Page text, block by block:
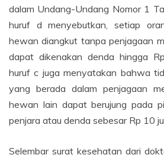
dalam Undang-Undang Nomor 1
huruf d menyebutkan, setiap
hewan diangkut tanpa penjagaan
dapat dikenakan denda hingga
huruf c juga menyatakan bahwa
yang berada dalam penjagaan
hewan lain dapat berujung pada
penjara atau denda sebesar Rp 10
Selembar surat kesehatan dari